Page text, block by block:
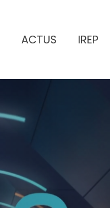
ACTUS IREP